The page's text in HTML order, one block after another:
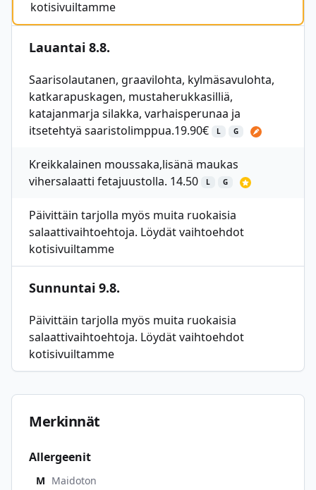
kotisivuiltamme
Lauantai 8.8.
Saarisolautanen, graavilohta, kylmäsavulohta,
katkarapuskagen, mustaherukkasilliä,
katajanmarja silakka, varhaisperunaa ja
itsetehtyä saaristolimppua.19.90€
L G
Kreikkalainen moussaka,lisänä maukas
vihersalaatti fetajuustolla. 14.50
L G
Päivittäin tarjolla myös muita ruokaisia
salaattivaihtoehtoja. Löydät vaihtoehdot
kotisivuiltamme
Sunnuntai 9.8.
Päivittäin tarjolla myös muita ruokaisia
salaattivaihtoehtoja. Löydät vaihtoehdot
kotisivuiltamme
Merkinnät
Allergeenit
M Maidoton